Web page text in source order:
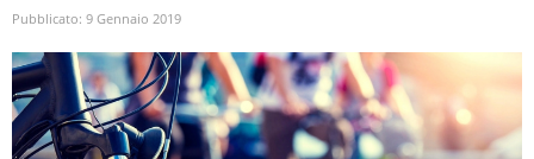
Pubblicato: 9 Gennaio 2019